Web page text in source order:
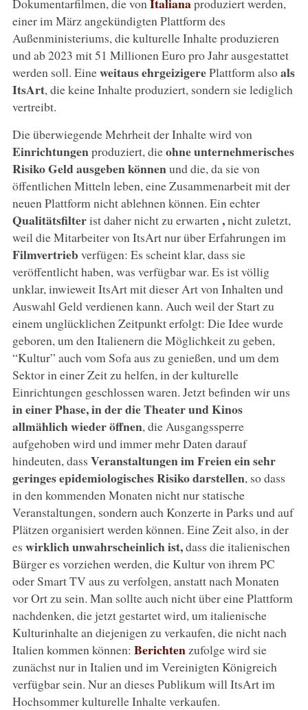
einer im März angekündigten Plattform des
Außenministeriums, die kulturelle Inhalte produzieren
und ab 2023 mit 51 Millionen Euro pro Jahr ausgestattet
werden soll. Eineweitaus ehrgeizigerePlattform alsoals
ItsArt, die keine Inhalte produziert, sondern sie lediglich
vertreibt.
Die überwiegende Mehrheit der Inhalte wird von
Einrichtungenproduziert, dieohne unternehmerisches
Risiko Geld ausgeben könnenund die, da sie von
öffentlichen Mitteln leben, eine Zusammenarbeit mit der
neuen Plattform nicht ablehnen können. Ein echter
Qualitätsfilterist daher nicht zu erwarten ,nicht zuletzt,
weil die Mitarbeiter von ItsArt nur über Erfahrungen im
Filmvertrieb verfügen: Es scheint klar, dass sie
veröffentlicht haben, was verfügbar war. Es ist völlig
unklar, inwieweit ItsArt mit dieser Art von Inhalten und
Auswahl Geld verdienen kann. Auch weil der Start zu
einem unglücklichen Zeitpunkt erfolgt: Die Idee wurde
geboren, um den Italienern die Möglichkeit zu geben,
“Kultur” auch vom Sofa aus zu genießen, und um dem
Sektor in einer Zeit zu helfen, in der kulturelle
Einrichtungen geschlossen waren. Jetzt befinden wir uns
in einer Phase, in der die Theater und Kinos
allmählich wieder öffnen, die Ausgangssperre
aufgehoben wird und immer mehr Daten darauf
hindeuten, dass Veranstaltungen im Freien ein sehr
geringes epidemiologisches Risiko darstellen, so dass
in den kommenden Monaten nicht nur statische
Veranstaltungen, sondern auch Konzerte in Parks und auf
Plätzen organisiert werden können. Eine Zeit also, in der
es wirklich unwahrscheinlich ist,dass die italienischen
Bürger es vorziehen werden, die Kultur von ihrem PC
oder Smart TV aus zu verfolgen, anstatt nach Monaten
vor Ort zu sein. Man sollte auch nicht über eine Plattform
nachdenken, die jetzt gestartet wird, um italienische
Kulturinhalte an diejenigen zu verkaufen, die nicht nach
Italien kommen können: Berichten zufolge wird sie
zunächst nur in Italien und im Vereinigten Königreich
verfügbar sein. Nur an dieses Publikum will ItsArt im
Hochsommer kulturelle Inhalte verkaufen.